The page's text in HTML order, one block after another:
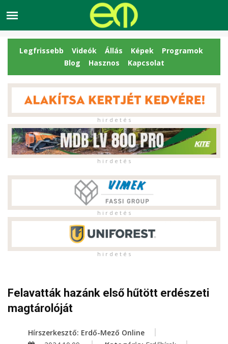
Legfrissebb Videók Állás Képek
Programok
Blog
Hasznos Kapcsolat
h i r d e t é s
h i r d e t é s
h i r d e t é s
h i r d e t é s
Felavatták hazánk első hűtött erdészeti
magtárolóját
Hírszerkesztő: Erdő-Mező Online